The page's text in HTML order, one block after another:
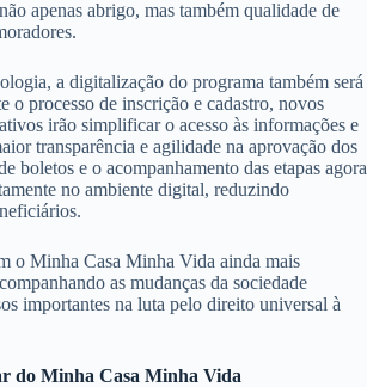
apenas abrigo, mas também qualidade de
a digitalização do programa também será
o processo de inscrição e cadastro, novos
irão simplificar o acesso às informações e
transparência e agilidade na aprovação dos
boletos e o acompanhamento das etapas agora
no ambiente digital, reduzindo
o Minha Casa Minha Vida ainda mais
as mudanças da sociedade
importantes na luta pelo direito universal à
do Minha Casa Minha Vida